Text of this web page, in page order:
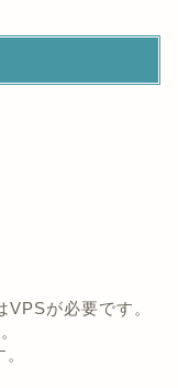
が必要です。